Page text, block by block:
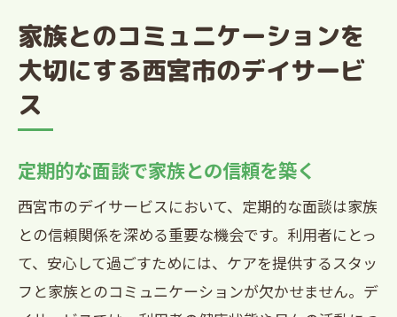
家族とのコミュニケーションを
大切にする西宮市のデイサービ
ス
定期的な面談で家族との信頼を築く
西宮市のデイサービスにおいて、定期的な面談は家族
との信頼関係を深める重要な機会です。利用者にとっ
て、安心して過ごすためには、ケアを提供するスタッ
フと家族とのコミュニケーションが欠かせません。デ